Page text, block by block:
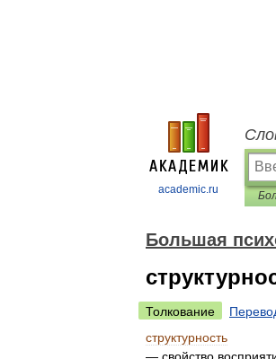
academic.ru
Большая
Толкование
структурность